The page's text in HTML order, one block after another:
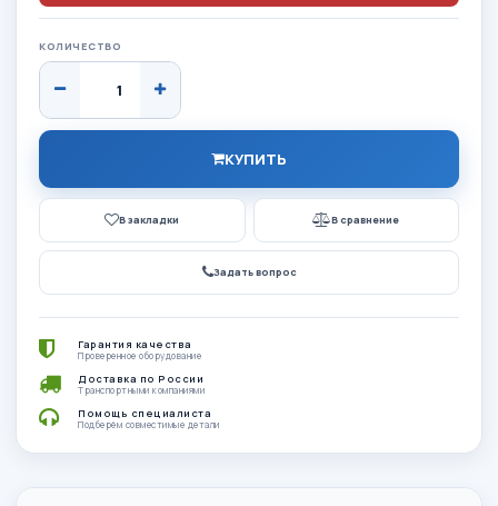
КОЛИЧЕСТВО
КУПИТЬ
В закладки В сравнение
Задать вопрос
Гарантия качества
Проверенное оборудование
Доставка по России
Транспортными компаниями
Помощь специалиста
Подберём совместимые детали